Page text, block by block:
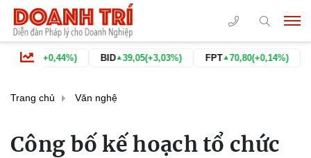
(+0,44%) BID 39,05(+3,03%) FPT 70,80(+0,14%) GAS
Trang chủ Văn nghệ
Công bố kế hoạch tổ chức